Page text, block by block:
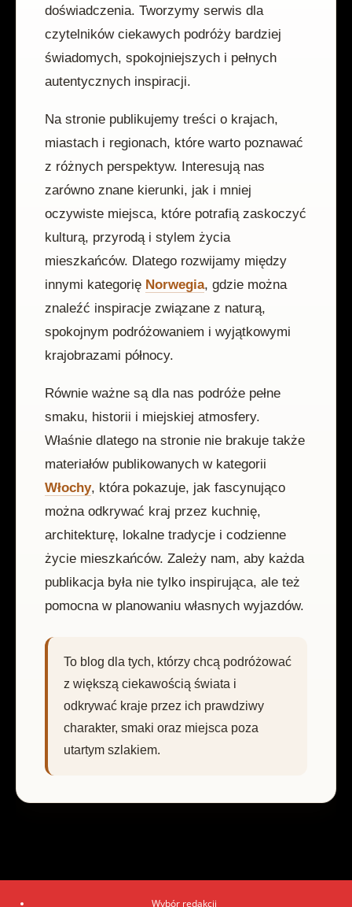
doświadczenia. Tworzymy serwis dla
czytelników ciekawych podróży bardziej
świadomych, spokojniejszych i pełnych
autentycznych inspiracji.
Na stronie publikujemy treści o krajach,
miastach i regionach, które warto poznawać
z różnych perspektyw. Interesują nas
zarówno znane kierunki, jak i mniej
oczywiste miejsca, które potrafią zaskoczyć
kulturą, przyrodą i stylem życia
mieszkańców. Dlatego rozwijamy między
innymi kategorię Norwegia, gdzie można
znaleźć inspiracje związane z naturą,
spokojnym podróżowaniem i wyjątkowymi
krajobrazami północy.
Równie ważne są dla nas podróże pełne
smaku, historii i miejskiej atmosfery.
Właśnie dlatego na stronie nie brakuje także
materiałów publikowanych w kategorii
Włochy, która pokazuje, jak fascynująco
można odkrywać kraj przez kuchnię,
architekturę, lokalne tradycje i codzienne
życie mieszkańców. Zależy nam, aby każda
publikacja była nie tylko inspirująca, ale też
pomocna w planowaniu własnych wyjazdów.
To blog dla tych, którzy chcą podróżować
z większą ciekawością świata i
odkrywać kraje przez ich prawdziwy
charakter, smaki oraz miejsca poza
utartym szlakiem.
Wybór redakcji